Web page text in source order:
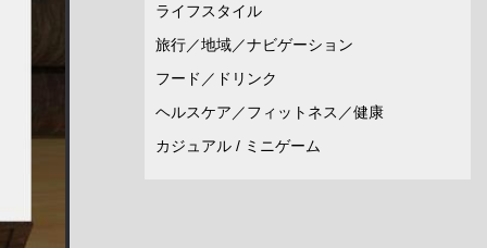
ライフスタイル
旅行／地域／ナビゲーション
フード／ドリンク
ヘルスケア／フィットネス／健康
カジュアル / ミニゲーム